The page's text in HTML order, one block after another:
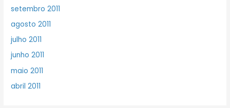
setembro 2011
agosto 2011
julho 2011
junho 2011
maio 2011
abril 2011